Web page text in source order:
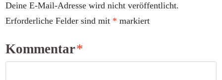
Deine E-Mail-Adresse wird nicht veröffentlicht.
Erforderliche Felder sind mit * markiert
Kommentar*